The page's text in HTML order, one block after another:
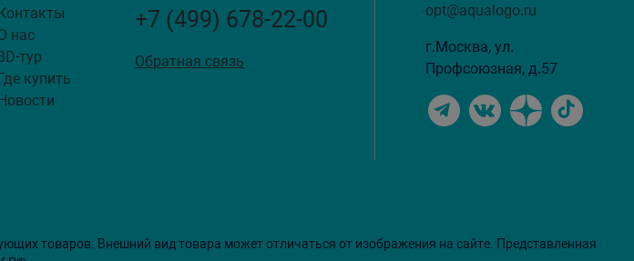
нас
тур
купить
+7 (499) 678-22-00
Обратная связь
opt@aqualogo.ru
г.Москва, ул.
Профсоюзная, д.57
товаров. Внешний вид товара может отличаться от изображения на сайте. Представленная